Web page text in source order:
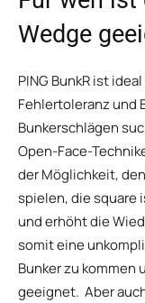
Wedge
PING BunkR ist
Fehlertoleranz und
Bunkerschlägen
Open-Face-
der Möglichkeit,
spielen, die square
und erhöht die
somit eine
Bunker zu kommen
geeignet. Aber